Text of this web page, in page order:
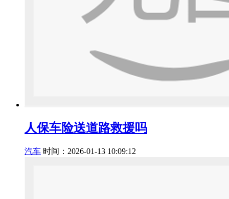
人保车险送道路救援吗
汽车 时间：2026-01-13 10:09:12